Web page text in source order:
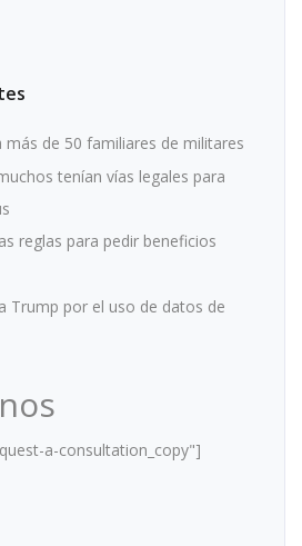
más de 50 familiares de militares
tenían vías legales para
reglas para pedir beneficios
Trump por el uso de datos de
a-consultation_copy"]